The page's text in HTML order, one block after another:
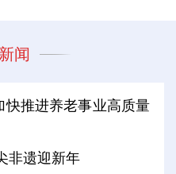
闻
快推进养老事业高质量
非遗迎新年